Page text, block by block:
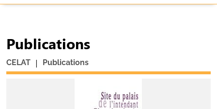
Publications
CELAT | Publications